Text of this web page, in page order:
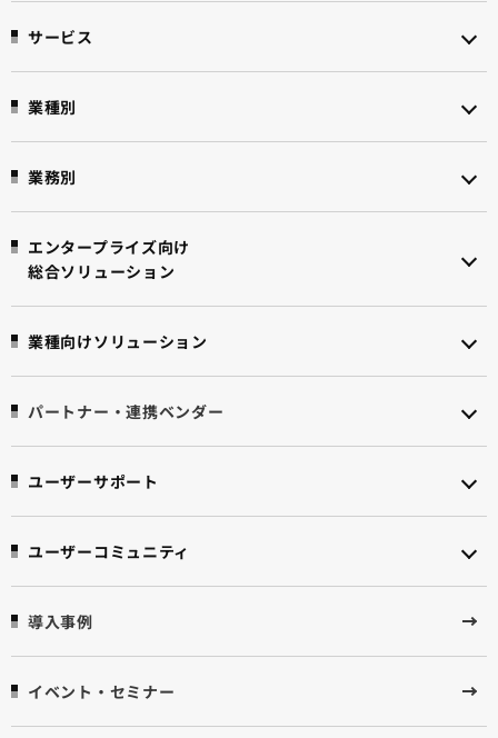
サービス
業種別
業務別
エンタープライズ向け
総合ソリューション
業種向けソリューション
パートナー・連携ベンダー
ユーザーサポート
ユーザーコミュニティ
導入事例
イベント・セミナー